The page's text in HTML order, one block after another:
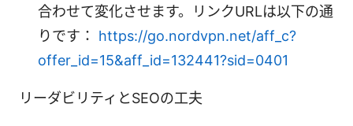
合わせて変化させます。リンクURLは以下の通
りです： https://go.nordvpn.net/aff_c?
offer_id=15&aff_id=132441?sid=0401
リーダビリティとSEOの工夫